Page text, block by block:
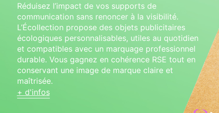
Réduisez l’impact de vos supports de
communication sans renoncer à la visibilité.
L’Écollection propose des objets publicitaires
écologiques personnalisables, utiles au quotidien
et compatibles avec un marquage professionnel
durable. Vous gagnez en cohérence RSE tout en
conservant une image de marque claire et
maîtrisée.
+ d'infos